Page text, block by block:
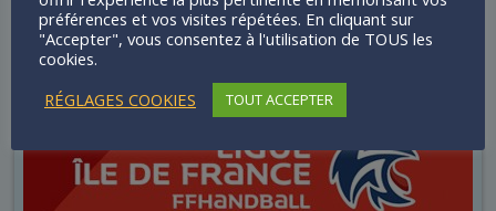
préférences et vos visites répétées. En cliquant sur
"Accepter", vous consentez à l'utilisation de TOUS les
cookies.
RÉGLAGES COOKIES
TOUT ACCEPTER